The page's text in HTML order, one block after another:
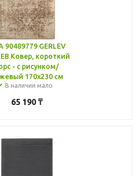
90489779 GERLEV
Ковер, короткий
- с рисунком/
170x230 см
В наличии мало
65 190₸